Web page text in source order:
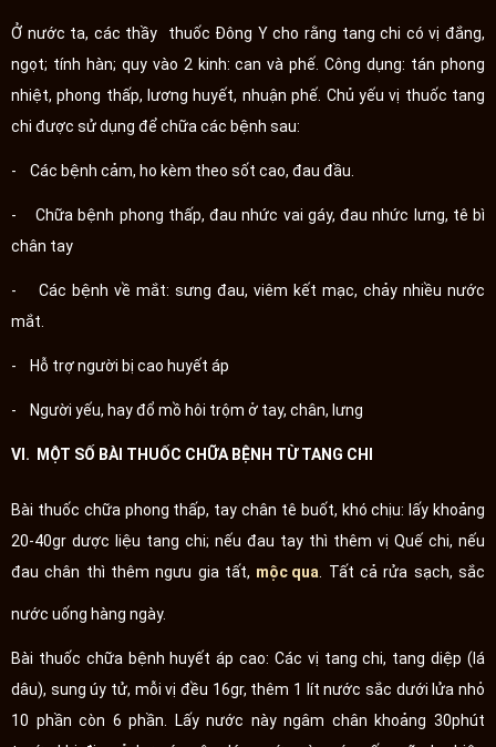
Ở nước ta, các thầy thuốc Đông Y cho rằng tang chi có vị đắng,
ngọt; tính hàn; quy vào 2 kinh: can và phế. Công dụng: tán phong
nhiệt, phong thấp, lương huyết, nhuận phế. Chủ yếu vị thuốc tang
chi được sử dụng để chữa các bệnh sau:
- Các bệnh cảm, ho kèm theo sốt cao, đau đầu.
- Chữa bệnh phong thấp, đau nhức vai gáy, đau nhức lưng, tê bì
chân tay
- Các bệnh về mắt: sưng đau, viêm kết mạc, chảy nhiều nước
mắt.
- Hỗ trợ người bị cao huyết áp
- Người yếu, hay đổ mồ hôi trộm ở tay, chân, lưng
VI. MỘT SỐ BÀI THUỐC CHỮA BỆNH TỪ TANG CHI
Bài thuốc chữa phong thấp, tay chân tê buốt, khó chịu: lấy khoảng
20-40gr dược liệu tang chi; nếu đau tay thì thêm vị Quế chi, nếu
đau chân thì thêm ngưu gia tất, mộc qua. Tất cả rửa sạch, sắc
nước uống hàng ngày.
Bài thuốc chữa bệnh huyết áp cao: Các vị tang chi, tang diệp (lá
dâu), sung úy tử, mỗi vị đều 16gr, thêm 1 lít nước sắc dưới lửa nhỏ
10 phần còn 6 phần. Lấy nước này ngâm chân khoảng 30phút